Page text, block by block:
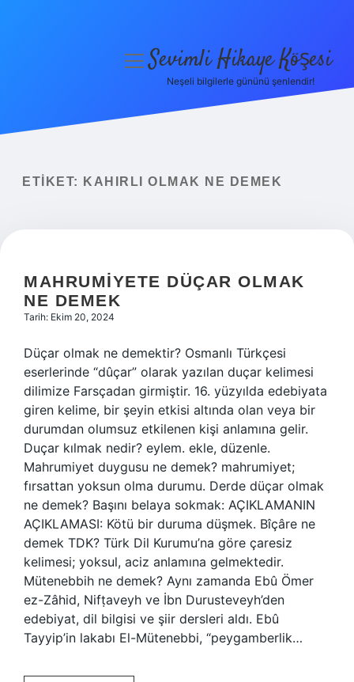
Yasal Uyarı
menüyüSevimli Hikaye Köşesi
Neşeli bilgilerle gününü şenlendir!
ETIKET: KAHIRLI OLMAK NE DEMEK
MAHRUMIYETE DÜÇAR OLMAK
NE DEMEK
Tarih: Ekim 20, 2024
Düçar olmak ne demektir? Osmanlı Türkçesi
eserlerinde “dûçar” olarak yazılan duçar kelimesi
dilimize Farsçadan girmiştir. 16. yüzyılda edebiyata
giren kelime, bir şeyin etkisi altında olan veya bir
durumdan olumsuz etkilenen kişi anlamına gelir.
Duçar kılmak nedir? eylem. ekle, düzenle.
Mahrumiyet duygusu ne demek? mahrumiyet;
fırsattan yoksun olma durumu. Derde düçar olmak
ne demek? Başını belaya sokmak: AÇIKLAMANIN
AÇIKLAMASI: Kötü bir duruma düşmek. Bîçâre ne
demek TDK? Türk Dil Kurumu’na göre çaresiz
kelimesi; yoksul, aciz anlamına gelmektedir.
Mütenebbih ne demek? Aynı zamanda Ebû Ömer
ez-Zâhid, Nifṭaveyh ve İbn Durusteveyh’den
edebiyat, dil bilgisi ve şiir dersleri aldı. Ebû
Tayyip’in lakabı El-Mütenebbi, “peygamberlik…